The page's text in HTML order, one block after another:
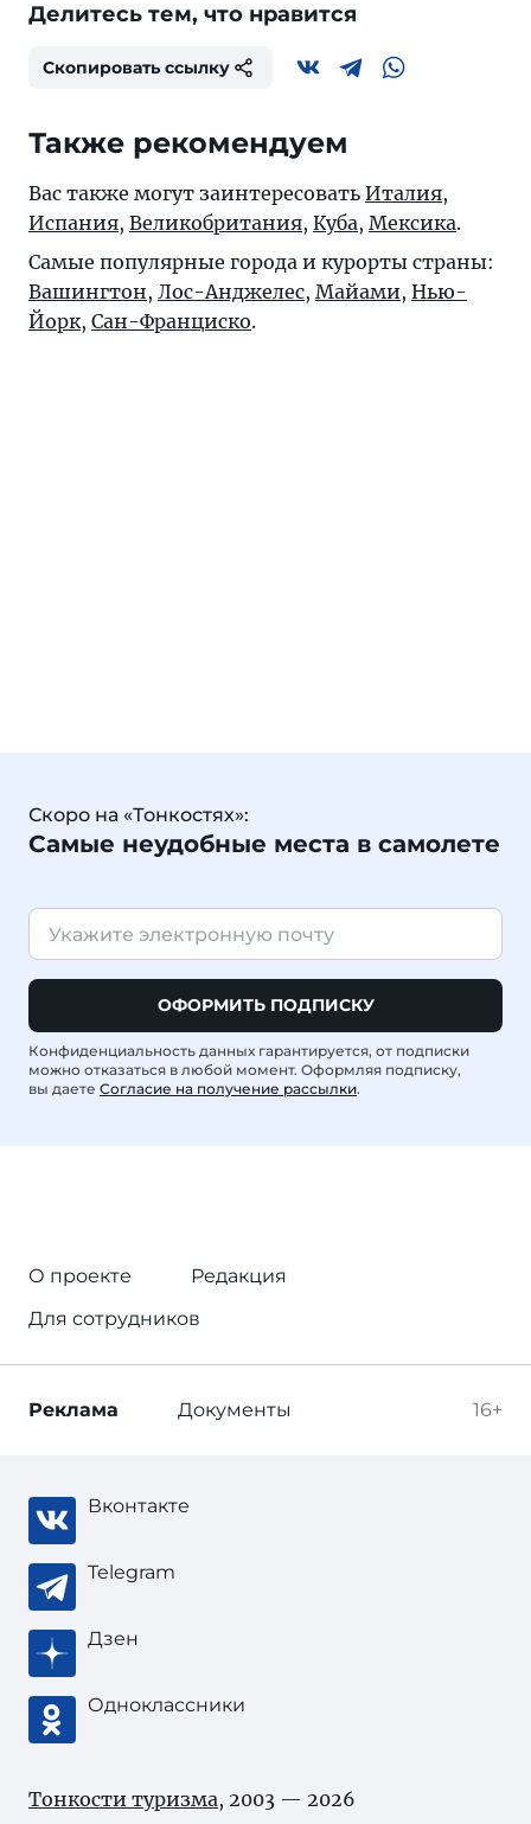
Делитесь тем, что нравится
Скопировать ссылку
Также рекомендуем
Вас также могут заинтересовать Италия,
Испания, Великобритания, Куба, Мексика.
Самые популярные города и курорты страны:
Вашингтон, Лос-Анджелес, Майами, Нью-
Йорк, Сан-Франциско.
Скоро на «Тонкостях»:
Самые неудобные места в самолете
ОФОРМИТЬ ПОДПИСКУ
Конфиденциальность данных гарантируется, от подписки
можно отказаться в любой момент. Оформляя подписку,
вы даете Согласие на получение рассылки.
О проекте
Редакция
Для сотрудников
16+
Реклама Документы
Вконтакте
Telegram
Дзен
Одноклассники
Тонкости туризма, 2003 — 2026